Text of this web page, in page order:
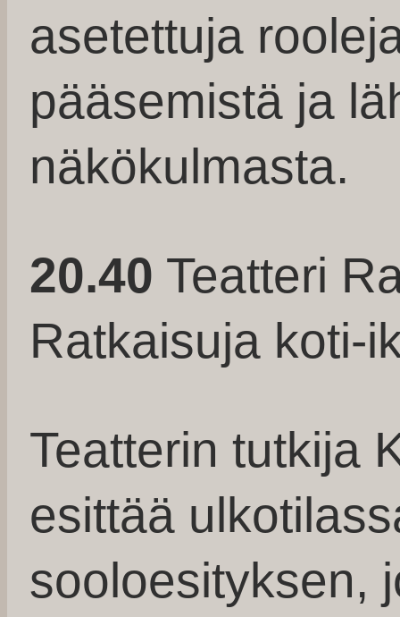
asetettuja
pääsemistä ja
näkökulmasta.
20.40 Teatteri
Ratkaisuja koti-
Teatterin tutkija
esittää
sooloesityksen,